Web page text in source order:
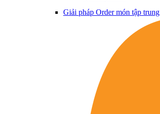
Giải pháp Order món tập trung